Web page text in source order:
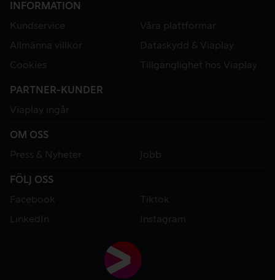
INFORMATION
Kundservice
Våra plattformar
Allmänna villkor
Dataskydd & Viaplay
Cookies
Tillgänglighet hos Viaplay
PARTNER-KUNDER
Viaplay ingår
OM OSS
Press & Nyheter
Jobb
FÖLJ OSS
Facebook
Tiktok
LinkedIn
Instagram